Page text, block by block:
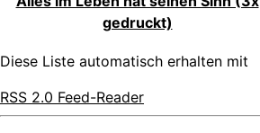
gedruckt)
Diese Liste automatisch erhalten mit
RSS 2.0 Feed-Reader